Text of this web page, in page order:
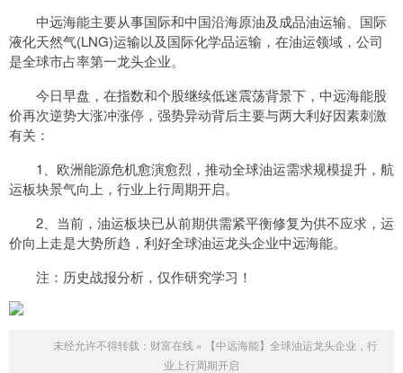
中远海能主要从事国际和中国沿海原油及成品油运输、国际
液化天然气(LNG)运输以及国际化学品运输，在油运领域，公司
是全球市占率第一龙头企业。
今日早盘，在指数和个股继续低迷震荡背景下，中远海能股
价再次逆势大涨冲涨停，强势异动背后主要与两大利好因素刺激
有关：
1、欧洲能源危机愈演愈烈，推动全球油运需求规模提升，航
运板块景气向上，行业上行周期开启。
2、当前，油运板块已从前期供需紧平衡修复为供不应求，运
价向上走是大势所趋，利好全球油运龙头企业中远海能。
注：历史战报分析，仅作研究学习！
未经允许不得转载： 财富在线 »
【中远海能】全球油运龙头企业，行
业上行周期开启